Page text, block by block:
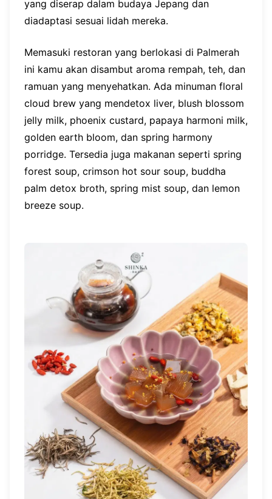
yang diserap dalam budaya Jepang dan
diadaptasi sesuai lidah mereka.
Memasuki restoran yang berlokasi di Palmerah
ini kamu akan disambut aroma rempah, teh, dan
ramuan yang menyehatkan. Ada minuman floral
cloud brew yang mendetox liver, blush blossom
jelly milk, phoenix custard, papaya harmoni milk,
golden earth bloom, dan spring harmony
porridge. Tersedia juga makanan seperti spring
forest soup, crimson hot sour soup, buddha
palm detox broth, spring mist soup, dan lemon
breeze soup.